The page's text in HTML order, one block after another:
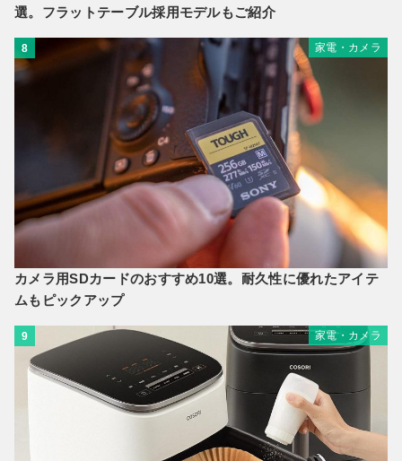
選。フラットテーブル採用モデルもご紹介
8 家電・カメラ
カメラ用SDカードのおすすめ10選。耐久性に優れたアイテ
ムもピックアップ
9 家電・カメラ